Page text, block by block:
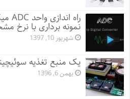
نمونه برداری با نرخ
شهریور 10, 1397
یک منبع تغذیه
بهمن 6, 1396